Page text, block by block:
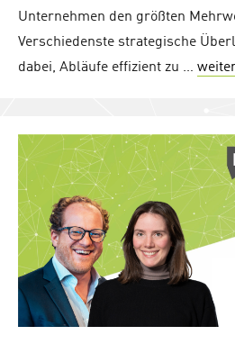
Unternehmen den größten
Verschiedenste strategische
dabei, Abläufe effizient zu …